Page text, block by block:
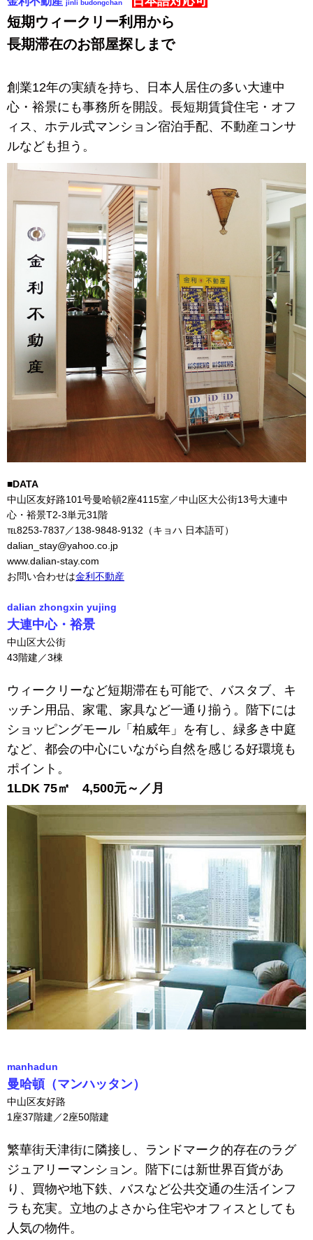
jinli budongchan
短期ウィークリー利用から
長期滞在のお部屋探しまで
創業12年の実績を持ち、日本人居住の多い大連中
心・裕景にも事務所を開設。長短期賃貸住宅・オフ
ィ ス、ホテル式マンション宿泊手配、 不動産コンサ
ルなども担う。
■DATA
中山区友好路101号曼哈頓2座4115室／中山区大公街13号大連中
心・裕景T2-3単元31階
℡8253-7837／138-9848-9132（キョハ 日本語可）
dalian_stay@yahoo.co.jp
www.dalian-stay.com
お問い合わせは金利不動産
dalian zhongxin yujing
大連中心・裕景
中山区大公街
43階建／3棟
ウィークリーなど短期滞在も可能で、バスタブ、キ
ッチン用品、家電、家具など一通り揃う。階下には
ショッピングモール「柏威年」を有し、緑多き中庭
など、都会の中心にいながら自然を感じる好環境も
ポイント。
1LDK 75㎡ 4,500元～／月
manhadun
曼哈頓（マンハッタン）
中山区友好路
1座37階建／2座50階建
繁華街天津街に隣接し、ランドマーク的存在のラグ
ジュアリーマンション。階下には新世界百貨があ
り、買物や地下鉄、バスなど公共交通の生活インフ
ラも充実。立地のよさから住宅やオフィスとしても
人気の物件。